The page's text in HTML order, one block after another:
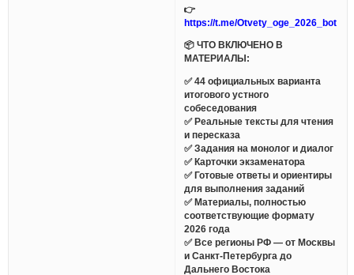
👉
https://t.me/Otvety_oge_2026_bot
📦 ЧТО ВКЛЮЧЕНО В
МАТЕРИАЛЫ:
✅ 44 официальных варианта
итогового устного
собеседования
✅ Реальные тексты для чтения
и пересказа
✅ Задания на монолог и диалог
✅ Карточки экзаменатора
✅ Готовые ответы и ориентиры
для выполнения заданий
✅ Материалы, полностью
соответствующие формату
2026 года
✅ Все регионы РФ — от Москвы
и Санкт-Петербурга до
Дальнего Востока